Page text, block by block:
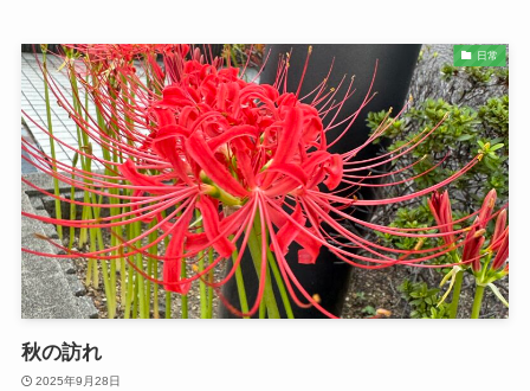
日常
秋の訪れ
2025年9月28日